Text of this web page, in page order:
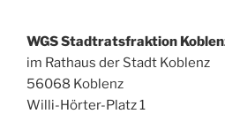
WGS Stadtratsfraktion
im Rathaus der Stadt Koblenz
56068 Koblenz
Willi-Hörter-Platz 1